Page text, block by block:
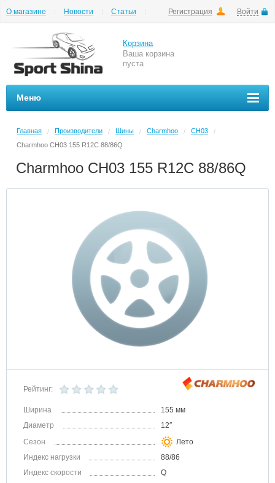
Регистрация Войти
О магазине Новости
Статьи
Корзина
Ваша корзина
пуста
Меню
Главная / Производители / Шины / Charmhoo / CH03
/
Charmhoo CH03 155 R12C 88/86Q
Charmhoo CH03 155 R12C 88/86Q
Рейтинг:
Ширина
155 мм
Диаметр
12″
Сезон
Лето
Индекс нагрузки
88/86
Индекс скорости
Q